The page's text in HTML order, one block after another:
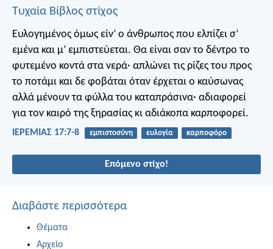
Τυχαία Βίβλος στίχος
Ευλογημένος όμως είν’ ο άνθρωπος που ελπίζει σ’
εμένα και μ’ εμπιστεύεται. Θα είναι σαν το δέντρο το
φυτεμένο κοντά στα νερά· απλώνει τις ρίζες του προς
το ποτάμι και δε φοβάται όταν έρχεται ο καύσωνας
αλλά μένουν τα φύλλα του καταπράσινα· αδιαφορεί
για τον καιρό της ξηρασίας κι αδιάκοπα καρποφορεί.
ΙΕΡΕΜΙΑΣ 17:7-8 εμπιστοσύνη ευλογία καρποφόρο
Επόμενο στίχο!
Διαβάστε περισσότερα
Θέματα
Αρχείο